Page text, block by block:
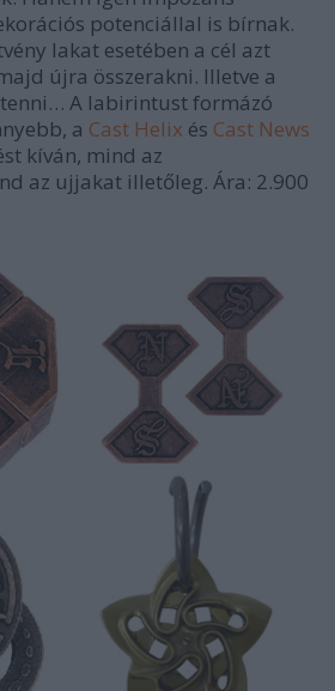
potenciállal is bírnak.
lakat esetében a cél azt
újra összerakni. Illetve a
A labirintust formázó
a Cast Helix és Cast News
kíván, mind az
az ujjakat illetőleg. Ára: 2.900